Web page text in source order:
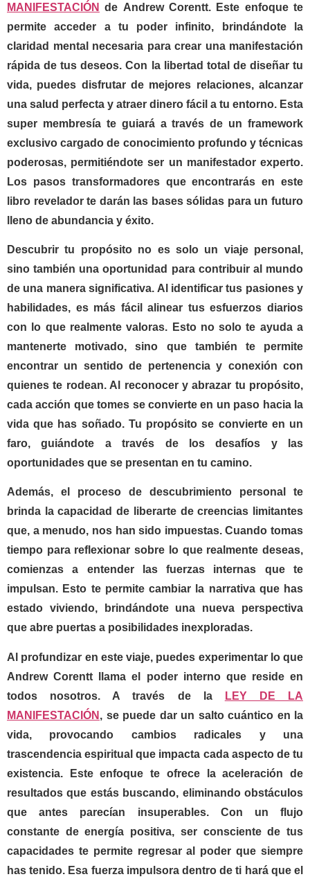
MANIFESTACIÓN de Andrew Corentt. Este enfoque te
permite acceder a tu poder infinito, brindándote la
claridad mental necesaria para crear una manifestación
rápida de tus deseos. Con la libertad total de diseñar tu
vida, puedes disfrutar de mejores relaciones, alcanzar
una salud perfecta y atraer dinero fácil a tu entorno. Esta
super membresía te guiará a través de un framework
exclusivo cargado de conocimiento profundo y técnicas
poderosas, permitiéndote ser un manifestador experto.
Los pasos transformadores que encontrarás en este
libro revelador te darán las bases sólidas para un futuro
lleno de abundancia y éxito.
Descubrir tu propósito no es solo un viaje personal,
sino también una oportunidad para contribuir al mundo
de una manera significativa. Al identificar tus pasiones y
habilidades, es más fácil alinear tus esfuerzos diarios
con lo que realmente valoras. Esto no solo te ayuda a
mantenerte motivado, sino que también te permite
encontrar un sentido de pertenencia y conexión con
quienes te rodean. Al reconocer y abrazar tu propósito,
cada acción que tomes se convierte en un paso hacia la
vida que has soñado. Tu propósito se convierte en un
faro, guiándote a través de los desafíos y las
oportunidades que se presentan en tu camino.
Además, el proceso de descubrimiento personal te
brinda la capacidad de liberarte de creencias limitantes
que, a menudo, nos han sido impuestas. Cuando tomas
tiempo para reflexionar sobre lo que realmente deseas,
comienzas a entender las fuerzas internas que te
impulsan. Esto te permite cambiar la narrativa que has
estado viviendo, brindándote una nueva perspectiva
que abre puertas a posibilidades inexploradas.
Al profundizar en este viaje, puedes experimentar lo que
Andrew Corentt llama el poder interno que reside en
todos nosotros. A través de la
LEY DE LA
MANIFESTACIÓN , se puede dar un salto cuántico en la
vida, provocando cambios radicales y una
trascendencia espiritual que impacta cada aspecto de tu
existencia. Este enfoque te ofrece la aceleración de
resultados que estás buscando, eliminando obstáculos
que antes parecían insuperables. Con un flujo
constante de energía positiva, ser consciente de tus
capacidades te permite regresar al poder que siempre
has tenido. Esa fuerza impulsora dentro de ti hará que el